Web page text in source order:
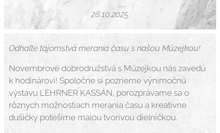
28.10.2025
Odhaľte tajomstvá merania času s našou Múzejkou!
Novembrové dobrodružstvá s Múzejkou nás zavedú
k hodinárovi! Spoločne si pozrieme výnimočnú
výstavu LEHRNER KASSÁN, porozprávame sa o
rôznych možnostiach merania času a kreatívne
dušičky potešíme malou tvorivou dielničkou.